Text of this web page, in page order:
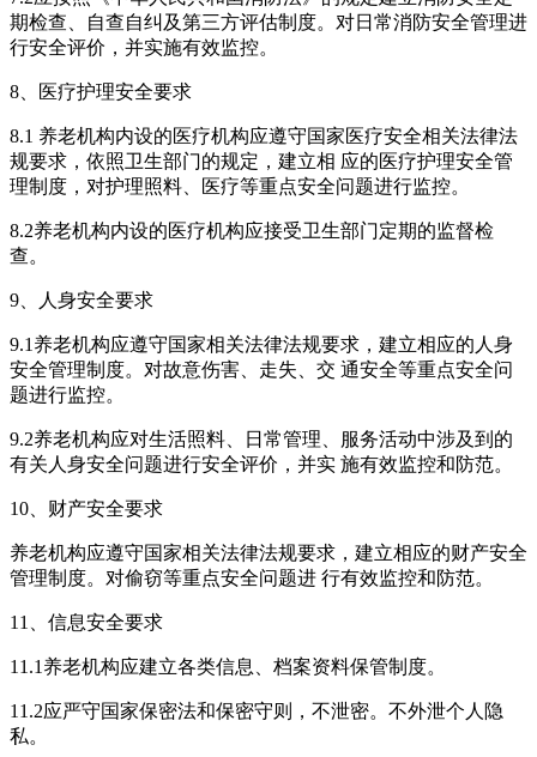
期检查、自查自纠及第三方评估制度。对日常消防安全管理进
行安全评价，并实施有效监控。
8、医疗护理安全要求
8.1 养老机构内设的医疗机构应遵守国家医疗安全相关法律法
规要求，依照卫生部门的规定，建立相 应的医疗护理安全管
理制度，对护理照料、医疗等重点安全问题进行监控。
8.2养老机构内设的医疗机构应接受卫生部门定期的监督检
查。
9、人身安全要求
9.1养老机构应遵守国家相关法律法规要求，建立相应的人身
安全管理制度。对故意伤害、走失、交 通安全等重点安全问
题进行监控。
9.2养老机构应对生活照料、日常管理、服务活动中涉及到的
有关人身安全问题进行安全评价，并实 施有效监控和防范。
10、财产安全要求
养老机构应遵守国家相关法律法规要求，建立相应的财产安全
管理制度。对偷窃等重点安全问题进 行有效监控和防范。
11、信息安全要求
11.1养老机构应建立各类信息、档案资料保管制度。
11.2应严守国家保密法和保密守则，不泄密。不外泄个人隐
私。